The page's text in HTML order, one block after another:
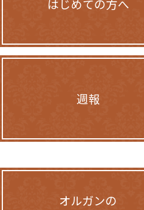
はじめての方へ
週報
オルガンの